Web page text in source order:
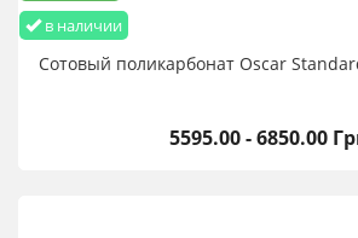
в наличии
Сотовый поликарбонат Oscar
5595.00 - 6850.00